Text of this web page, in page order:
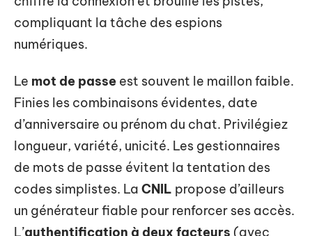
compliquant la tâche des espions
numériques.
Le mot de passe est souvent le maillon faible.
Finies les combinaisons évidentes, date
d’anniversaire ou prénom du chat. Privilégiez
longueur, variété, unicité. Les gestionnaires
de mots de passe évitent la tentation des
codes simplistes. La CNIL propose d’ailleurs
un générateur fiable pour renforcer ses accès.
L’authentification à deux facteurs (avec